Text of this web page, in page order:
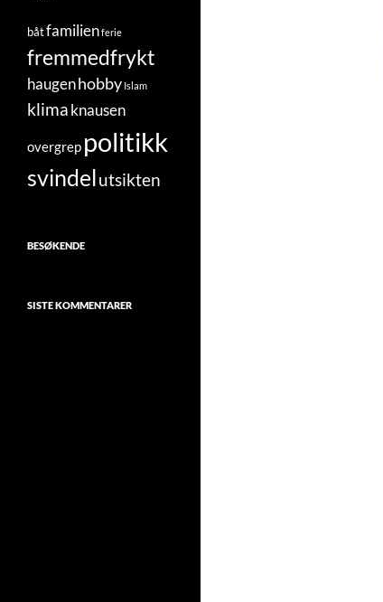
båtfamilienferie
fremmedfrykt
haugenhobby Islam
klima knausen
overgrep politikk
svindelutsikten
BESØKENDE
SISTE KOMMENTARER